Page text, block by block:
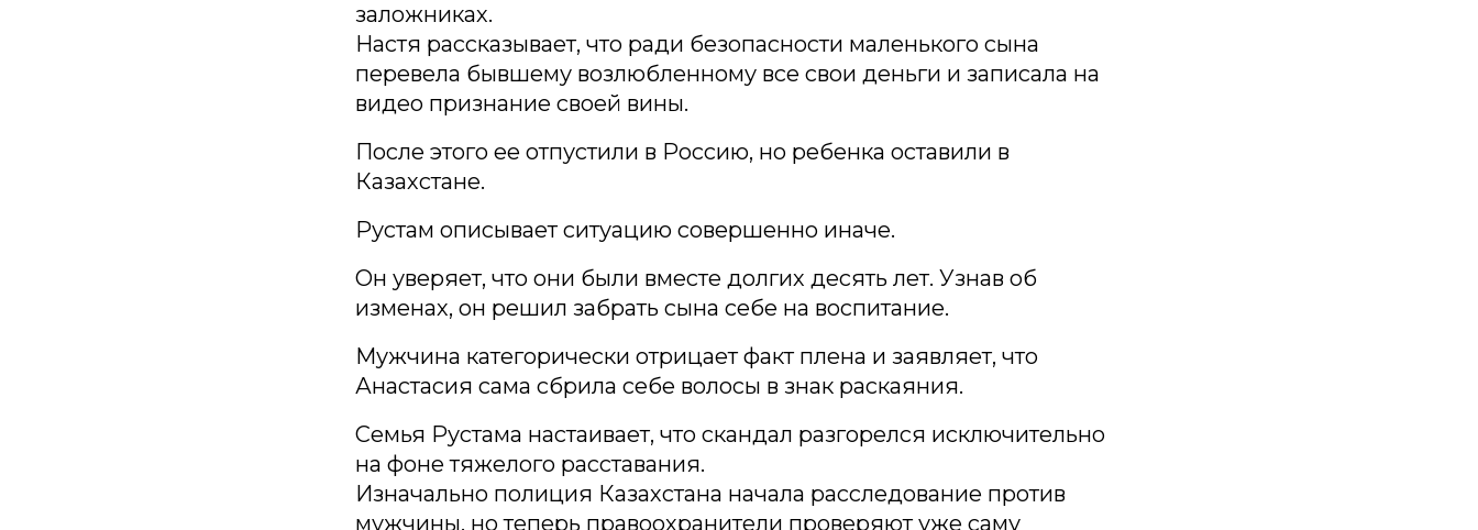
заложниках.
Настя рассказывает, что ради безопасности маленького сына
перевела бывшему возлюбленному все свои деньги и записала на
видео признание своей вины.
После этого ее отпустили в Россию, но ребенка оставили в
Казахстане.
Рустам описывает ситуацию совершенно иначе.
Он уверяет, что они были вместе долгих десять лет. Узнав об
изменах, он решил забрать сына себе на воспитание.
Мужчина категорически отрицает факт плена и заявляет, что
Анастасия сама сбрила себе волосы в знак раскаяния.
Семья Рустама настаивает, что скандал разгорелся исключительно
на фоне тяжелого расставания.
Изначально полиция Казахстана начала расследование против
мужчины, но теперь правоохранители проверяют уже саму